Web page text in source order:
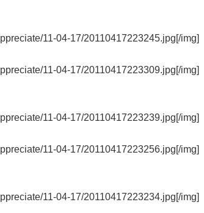
11-04-17/20110417223245.jpg[/img]
11-04-17/20110417223309.jpg[/img]
11-04-17/20110417223239.jpg[/img]
11-04-17/20110417223256.jpg[/img]
11-04-17/20110417223234.jpg[/img]